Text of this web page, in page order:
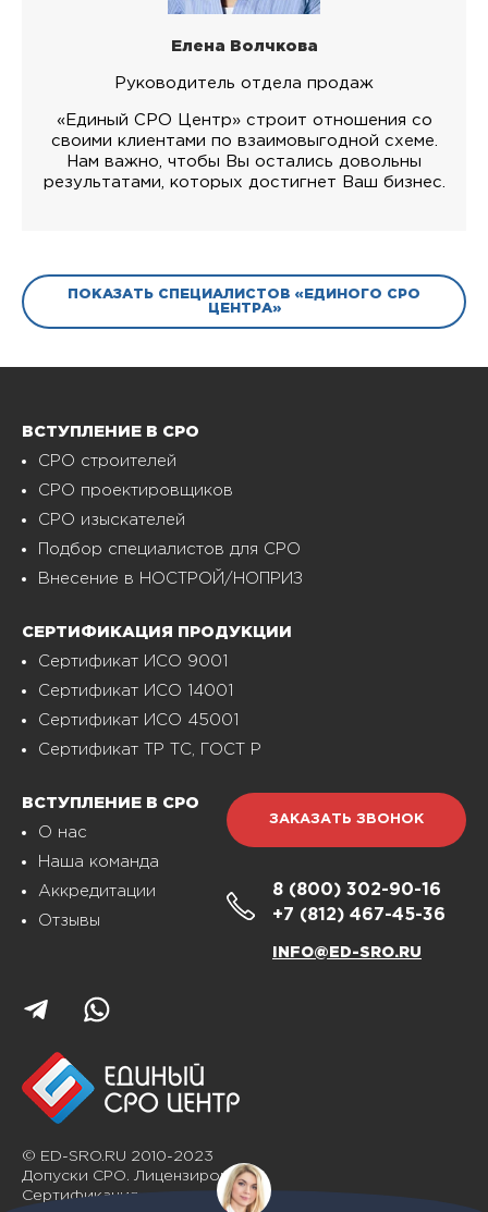
Елена Волчкова
Руководитель отдела продаж
«Единый СРО Центр» строит отношения со
своими клиентами по взаимовыгодной схеме.
Нам важно, чтобы Вы остались довольны
результатами, которых достигнет Ваш бизнес.
ПОКАЗАТЬ СПЕЦИАЛИСТОВ «ЕДИНОГО СРО
ЦЕНТРА»
ВСТУПЛЕНИЕ В СРО
СРО строителей
СРО проектировщиков
СРО изыскателей
Подбор специалистов для СРО
Внесение в НОСТРОЙ/НОПРИЗ
СЕРТИФИКАЦИЯ ПРОДУКЦИИ
Сертификат ИСО 9001
Сертификат ИСО 14001
Сертификат ИСО 45001
Сертификат ТР ТС, ГОСТ Р
ВСТУПЛЕНИЕ В СРО
О нас
Наша команда
Аккредитации
Отзывы
ЗАКАЗАТЬ ЗВОНОК
8 (800) 302-90-16
+7 (812) 467-45-36
INFO@ED-SRO.RU
© ED-SRO.RU 2010-2023
Допуски СРО. Лицензирование.
Сертификация